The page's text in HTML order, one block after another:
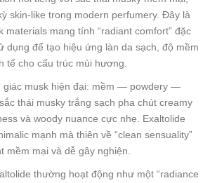
skin-like trong modern perfumery. Đây là
materials mang tính “radiant comfort” đặc
dụng để tạo hiệu ứng làn da sạch, độ mềm
tế cho cấu trúc mùi hương.
giác musk hiện đại: mềm — powdery —
thái musky trắng sạch pha chút creamy
và woody nuance cực nhẹ. Exaltolide
mạnh mà thiên về “clean sensuality”
mại và dễ gây nghiện.
thường hoạt động như một “radiance